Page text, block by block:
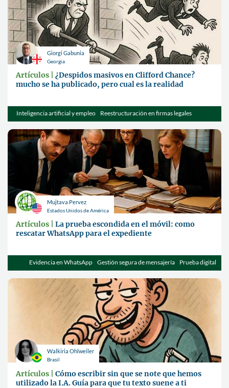
Giorgi Gabunia
Georgia
Artículos |¿Despidos masivos en Clifford Chance?
mucho se ha publicado, pero cual es la realidad
Inteligencia artificial y empleo
Reestructuración en firmas legales
Tendencias del mercado jurídico
Mujtava Pervez
Estados Unidos de América
Artículos |La prueba escondida en el móvil: como
rescatar WhatsApp para el expediente
Evidencia en WhatsApp Gestión segura de mensajería Prueba digital
Walkiria Ohlweiler
Brasil
Artículos |Cómo escribir sin que se note que hemos
utilizado la I.A. Guía para que tu texto suene a ti